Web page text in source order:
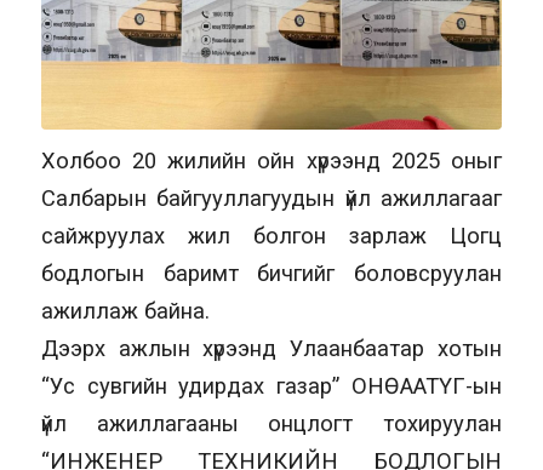
Холбоо 20 жилийн ойн хүрээнд 2025 оныг
Салбарын байгууллагуудын үйл ажиллагааг
сайжруулах жил болгон зарлаж Цогц
бодлогын баримт бичгийг боловсруулан
ажиллаж байна.
Дээрх ажлын хүрээнд Улаанбаатар хотын
“Ус сувгийн удирдах газар” ОНӨААТҮГ-ын
үйл ажиллагааны онцлогт тохируулан
“ИНЖЕНЕР ТЕХНИКИЙН БОДЛОГЫН